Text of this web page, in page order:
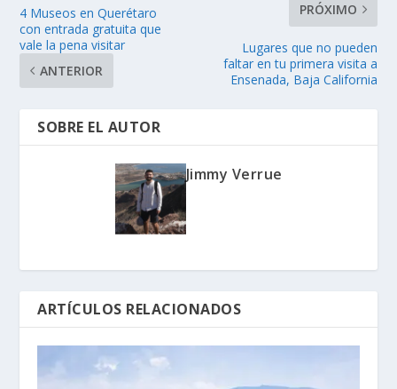
4 Museos en Querétaro
con entrada gratuita que
vale la pena visitar
ANTERIOR
PRÓXIMO
Lugares que no pueden
faltar en tu primera visita a
Ensenada, Baja California
SOBRE EL AUTOR
Jimmy Verrue
ARTÍCULOS RELACIONADOS